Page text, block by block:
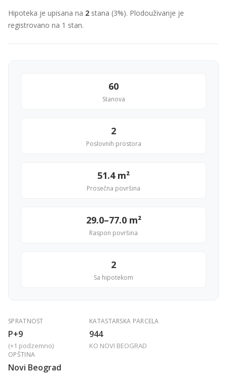
Hipoteka je upisana na 2 stana (3%). Plodouživanje je
registrovano na 1 stan.
60
Stanova
2
Poslovnih prostora
51.4 m²
Prosečna površina
29.0–77.0 m²
Raspon površina
2
Sa hipotekom
SPRATNOST
P+9
(+1 podzemno)
KATASTARSKA PARCELA
944
KO NOVI BEOGRAD
OPŠTINA
Novi Beograd